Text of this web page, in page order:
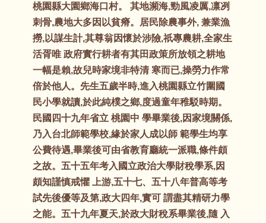
桃園縣大園鄉海口村。 其地瀕海,勁風凌厲,凛冽
刺骨,農地大多因以貧瘠。居民除農事外, 兼業漁
撈,以謀生計,其尊翁因懷於涉險,祇專農耕,全家生
活胥唯 政府實行耕者有其田政策所放領之耕地
一幅是賴,故兒時家境非特清 寒而已,操勞力作常
倍於他人。先生五歲半時,進入桃園縣立竹圍國
民小學就讀,於此純樸之鄉,度過童年稚駁時期。
民國四十九年省立 桃園中 學畢業後,因家境關係,
乃入台北師範學校,緣於家人成以師 範學生均享
公費待遇,畢業後可由省教育廳統一派職,條件頗
之故。五十五年考入國立政治大學財稅學系,因
頗知謹慎戒懼 上游,五十七、五十八年普高等考
試先後優等及第,政大四年,實可 謂盡其精研力學
之能。五十九年夏天,於政大財稅系畢業後,隨 入